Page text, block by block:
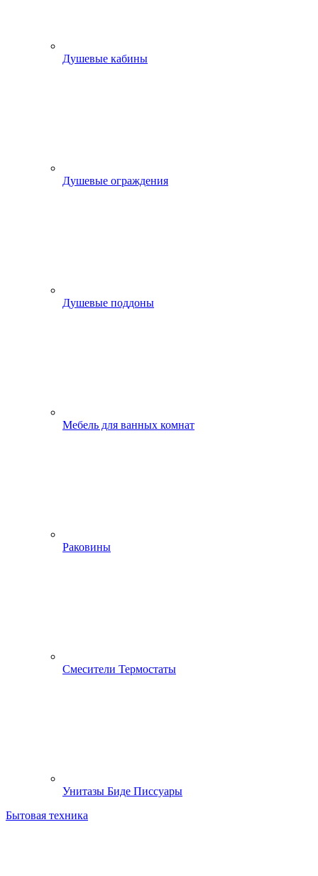
Душевые кабины
Душевые ограждения
Душевые поддоны
Мебель для ванных комнат
Раковины
Смесители Термостаты
Унитазы Биде Писсуары
Бытовая техника